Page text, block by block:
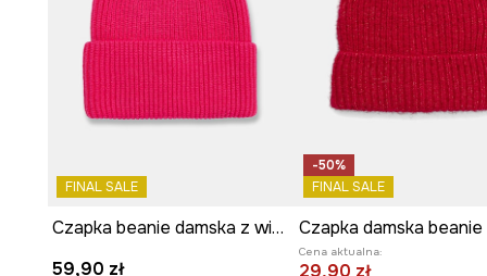
FINAL SALE
Czapka beanie damska z wiskozą
59,90 zł
-50%
FINAL SALE
Cena aktualna: